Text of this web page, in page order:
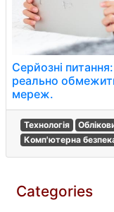
Серйозні
реально
мереж.
Технологія
Комп'ютерна
Categories